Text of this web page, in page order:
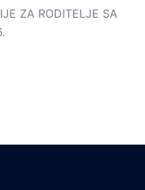
ZA RODITELJE SA